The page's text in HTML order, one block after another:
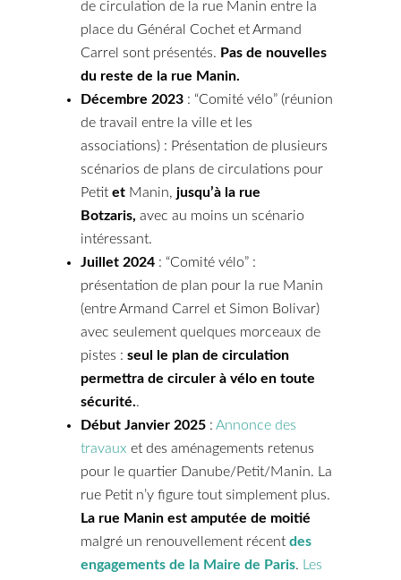
de circulation de la rue Manin entre la
place du Général Cochet et Armand
Carrel sont présentés. Pas de nouvelles
du reste de la rue Manin.
Décembre 2023 : “Comité vélo” (réunion
de travail entre la ville et les
associations) : Présentation de plusieurs
scénarios de plans de circulations pour
Petit et Manin, jusqu’à la rue
Botzaris, avec au moins un scénario
intéressant.
Juillet 2024 : “Comité vélo” :
présentation de plan pour la rue Manin
(entre Armand Carrel et Simon Bolivar)
avec seulement quelques morceaux de
pistes : seul le plan de circulation
permettra de circuler à vélo en toute
sécurité..
Début Janvier 2025 : Annonce des
travaux et des aménagements retenus
pour le quartier Danube/Petit/Manin. La
rue Petit n’y figure tout simplement plus.
La rue Manin est amputée de moitié
malgré un renouvellement récent des
engagements de la Maire de Paris.
Les